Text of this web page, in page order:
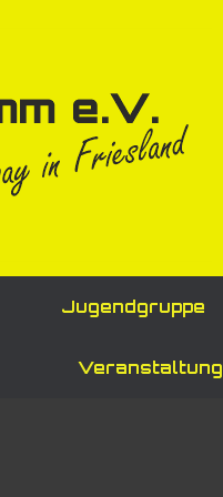
Jugendgruppe
Veranstaltung